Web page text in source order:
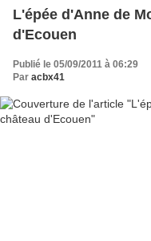
L'épée d'Anne de
d'Ecouen
Publié le 05/09/2011 à 06:29
Par acbx41